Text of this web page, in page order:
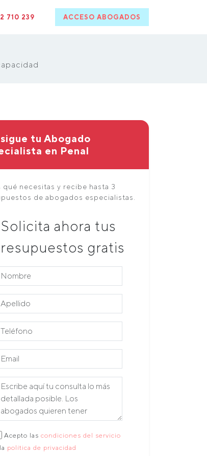
710 239 ACCESO ABOGADOS
tu Abogado
en Penal
qué necesitas y recibe hasta 3
de abogados especialistas.
Solicita ahora tus
gratis
Acepto las condiciones del servicio
política de privacidad